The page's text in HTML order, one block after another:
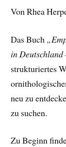
Von Rhea
Das Buch
in
strukturiertes
neu zu
zu suchen.
Zu Beginn